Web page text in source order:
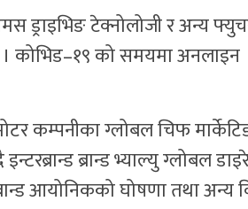
ड्राइभिङ टेक्नोलोजी र अन्य
। कोभिड–१९ को समयमा अनलाइन
कम्पनीका ग्लोबल चिफ
ब्रान्ड भ्याल्यु ग्लोबल
आयोनिकको घोषणा तथा अन्य